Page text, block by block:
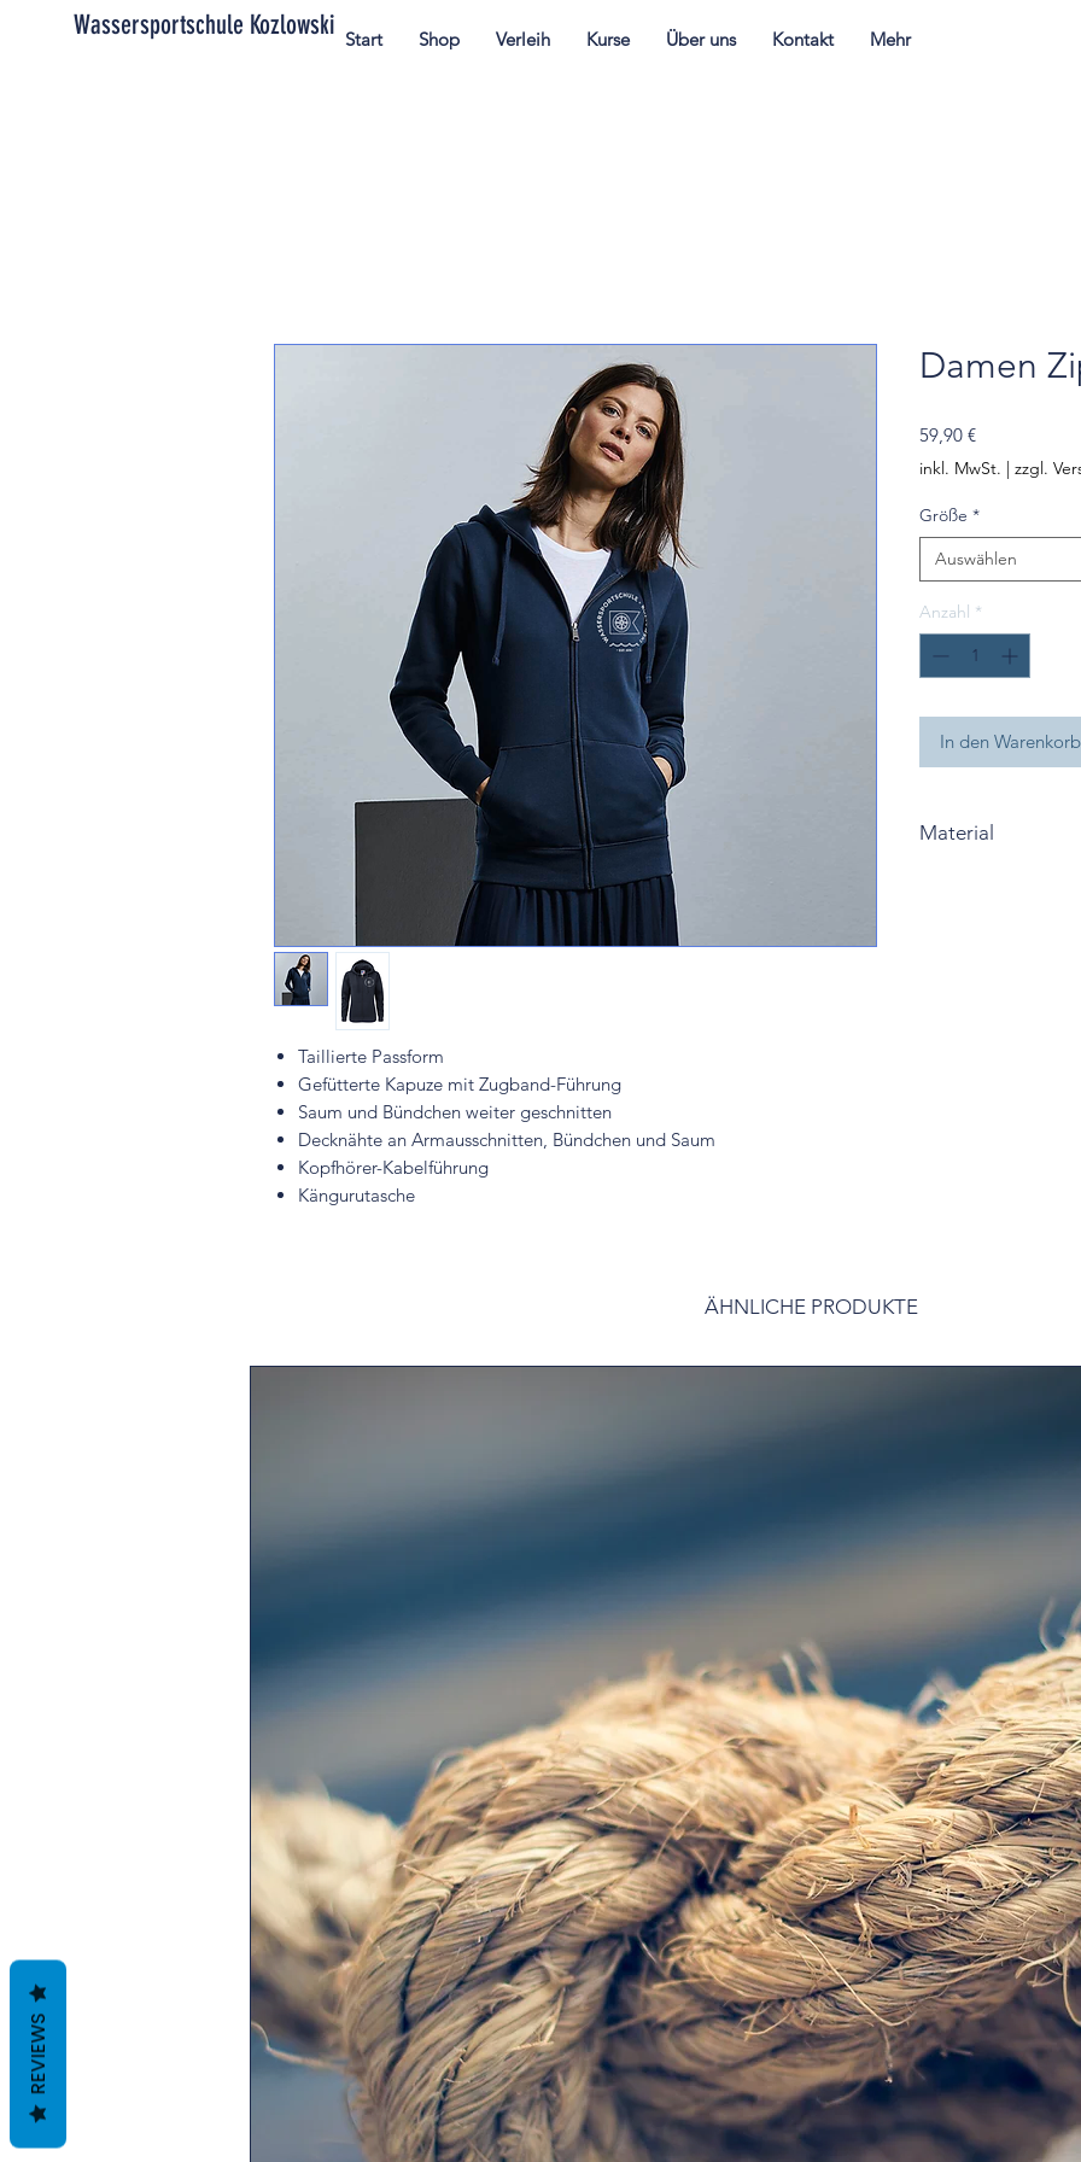
Wassersportschule Kozlowski Start Shop Verleih Kurse Über uns Kontakt Mehr
Taillierte Passform
Gefütterte Kapuze mit Zugband-Führung
Saum und Bündchen weiter geschnitten
Decknähte an Armausschnitten, Bündchen und Saum
Kopfhörer-Kabelführung
Kängurutasche
Damen
59,90 €Preis
inkl. MwSt. | zzgl.
Größe *
Auswählen
Anzahl *
In den Warenkorb
Material
ÄHNLICHE PRODUKTE
REVIEWS